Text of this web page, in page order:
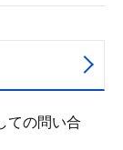
ての問い合